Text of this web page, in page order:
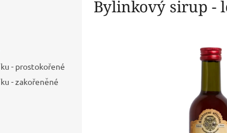
- prostokořené
- zakořeněné
Bylinkový sirup -